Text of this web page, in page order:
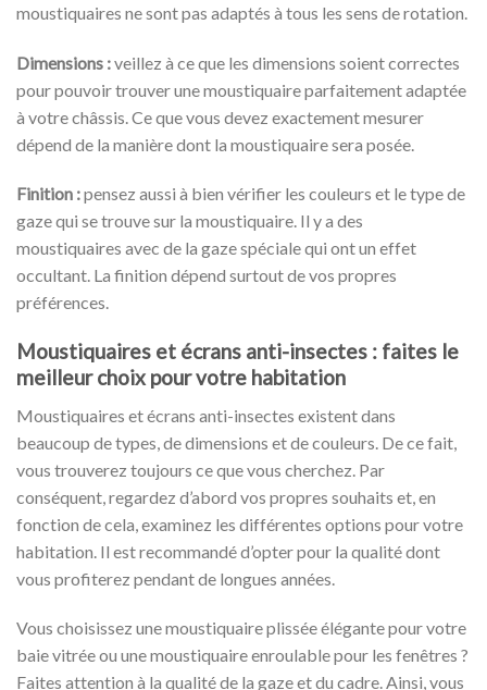
moustiquaires ne sont pas adaptés à tous les sens de rotation.
Dimensions :veillez à ce que les dimensions soient correctes
pour pouvoir trouver une moustiquaire parfaitement adaptée
à votre châssis. Ce que vous devez exactement mesurer
dépend de la manière dont la moustiquaire sera posée.
Finition :pensez aussi à bien vérifier les couleurs et le type de
gaze qui se trouve sur la moustiquaire. Il y a des
moustiquaires avec de la gaze spéciale qui ont un effet
occultant. La finition dépend surtout de vos propres
préférences.
Moustiquaires et écrans anti-insectes : faites le
meilleur choix pour votre habitation
Moustiquaires et écrans anti-insectes existent dans
beaucoup de types, de dimensions et de couleurs. De ce fait,
vous trouverez toujours ce que vous cherchez. Par
conséquent, regardez d’abord vos propres souhaits et, en
fonction de cela, examinez les différentes options pour votre
habitation. Il est recommandé d’opter pour la qualité dont
vous profiterez pendant de longues années.
Vous choisissez une moustiquaire plissée élégante pour votre
baie vitrée ou une moustiquaire enroulable pour les fenêtres ?
Faites attention à la qualité de la gaze et du cadre. Ainsi, vous